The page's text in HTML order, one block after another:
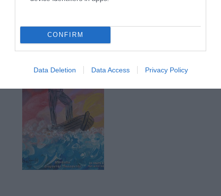
CONFIRM
Data Deletion Data Access Privacy Policy